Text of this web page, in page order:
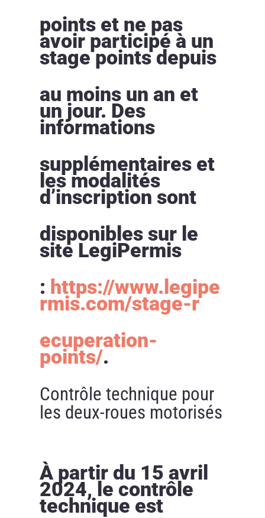
points et ne pas
avoir participé à un
stage points depuis
au moins un an et
un jour. Des
informations
supplémentaires et
les modalités
d’inscription sont
disponibles sur le
site LegiPermis
: https://www.legipe
rmis.com/stage-r
ecuperation-
points/.
Contrôle technique pour
les deux-roues motorisés
À partir du 15 avril
2024, le contrôle
technique est